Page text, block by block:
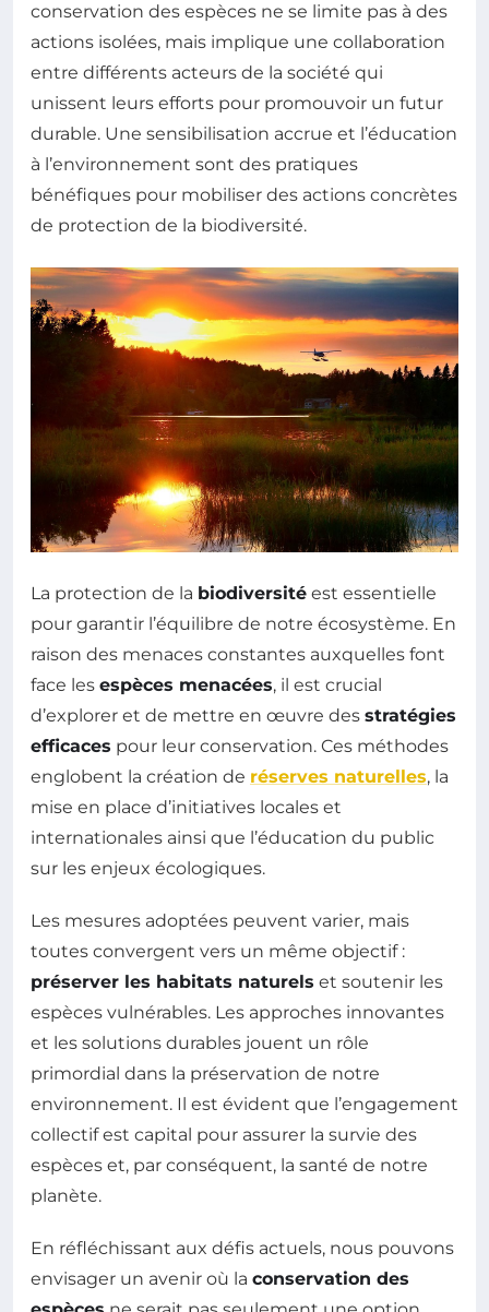
conservation des espèces ne se limite pas à des
actions isolées, mais implique une collaboration
entre différents acteurs de la société qui
unissent leurs efforts pour promouvoir un futur
durable. Une sensibilisation accrue et l’éducation
à l’environnement sont des pratiques
bénéfiques pour mobiliser des actions concrètes
de protection de la biodiversité.
La protection de la biodiversité est essentielle
pour garantir l’équilibre de notre écosystème. En
raison des menaces constantes auxquelles font
face les espèces menacées, il est crucial
d’explorer et de mettre en œuvre des stratégies
efficaces pour leur conservation. Ces méthodes
englobent la création de réserves naturelles, la
mise en place d’initiatives locales et
internationales ainsi que l’éducation du public
sur les enjeux écologiques.
Les mesures adoptées peuvent varier, mais
toutes convergent vers un même objectif :
préserver les habitats naturels et soutenir les
espèces vulnérables. Les approches innovantes
et les solutions durables jouent un rôle
primordial dans la préservation de notre
environnement. Il est évident que l’engagement
collectif est capital pour assurer la survie des
espèces et, par conséquent, la santé de notre
planète.
En réfléchissant aux défis actuels, nous pouvons
envisager un avenir où la conservation des